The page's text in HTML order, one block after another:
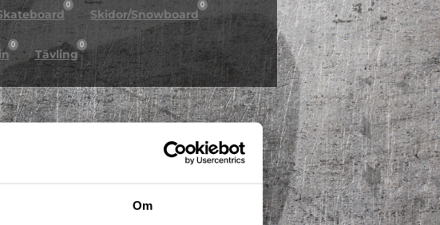
Om
0
Skidor/Snowboard
0
0
Tävling
0